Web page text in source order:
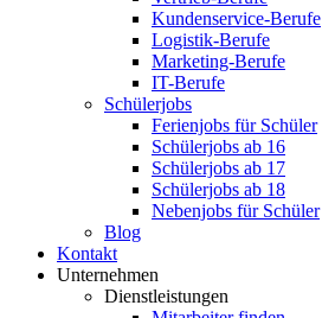
Kundenservice-Berufe
Logistik-Berufe
Marketing-Berufe
IT-Berufe
Schülerjobs
Ferienjobs für Schüler
Schülerjobs ab 16
Schülerjobs ab 17
Schülerjobs ab 18
Nebenjobs für Schüler
Blog
Kontakt
Unternehmen
Dienstleistungen